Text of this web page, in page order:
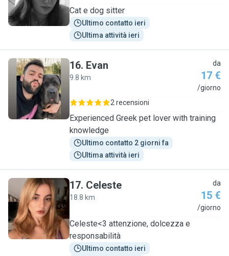
Cat e dog sitter
Ultimo contatto ieri
Ultima attività ieri
E
16. Evan
9.8 km
da
17 €
/giorno
2 recensioni
Experienced Greek pet lover with training
knowledge
Ultimo contatto 2 giorni fa
Ultima attività ieri
C
17. Celeste
18.8 km
da
15 €
/giorno
Celeste<3 attenzione, dolcezza e
responsabilità
Ultimo contatto ieri